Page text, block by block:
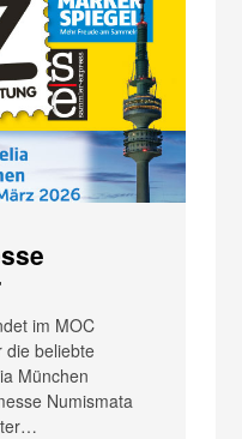
im MOC
die beliebte
München
Numismata